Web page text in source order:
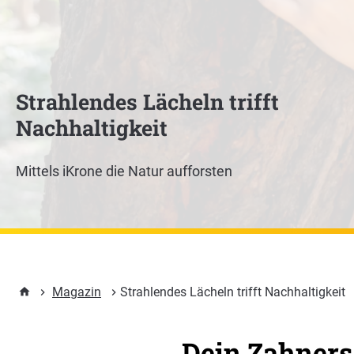
Strahlendes Lächeln trifft
Nachhaltigkeit
Mittels iKrone die Natur aufforsten
Magazin Strahlendes Lächeln trifft Nachhaltigkeit